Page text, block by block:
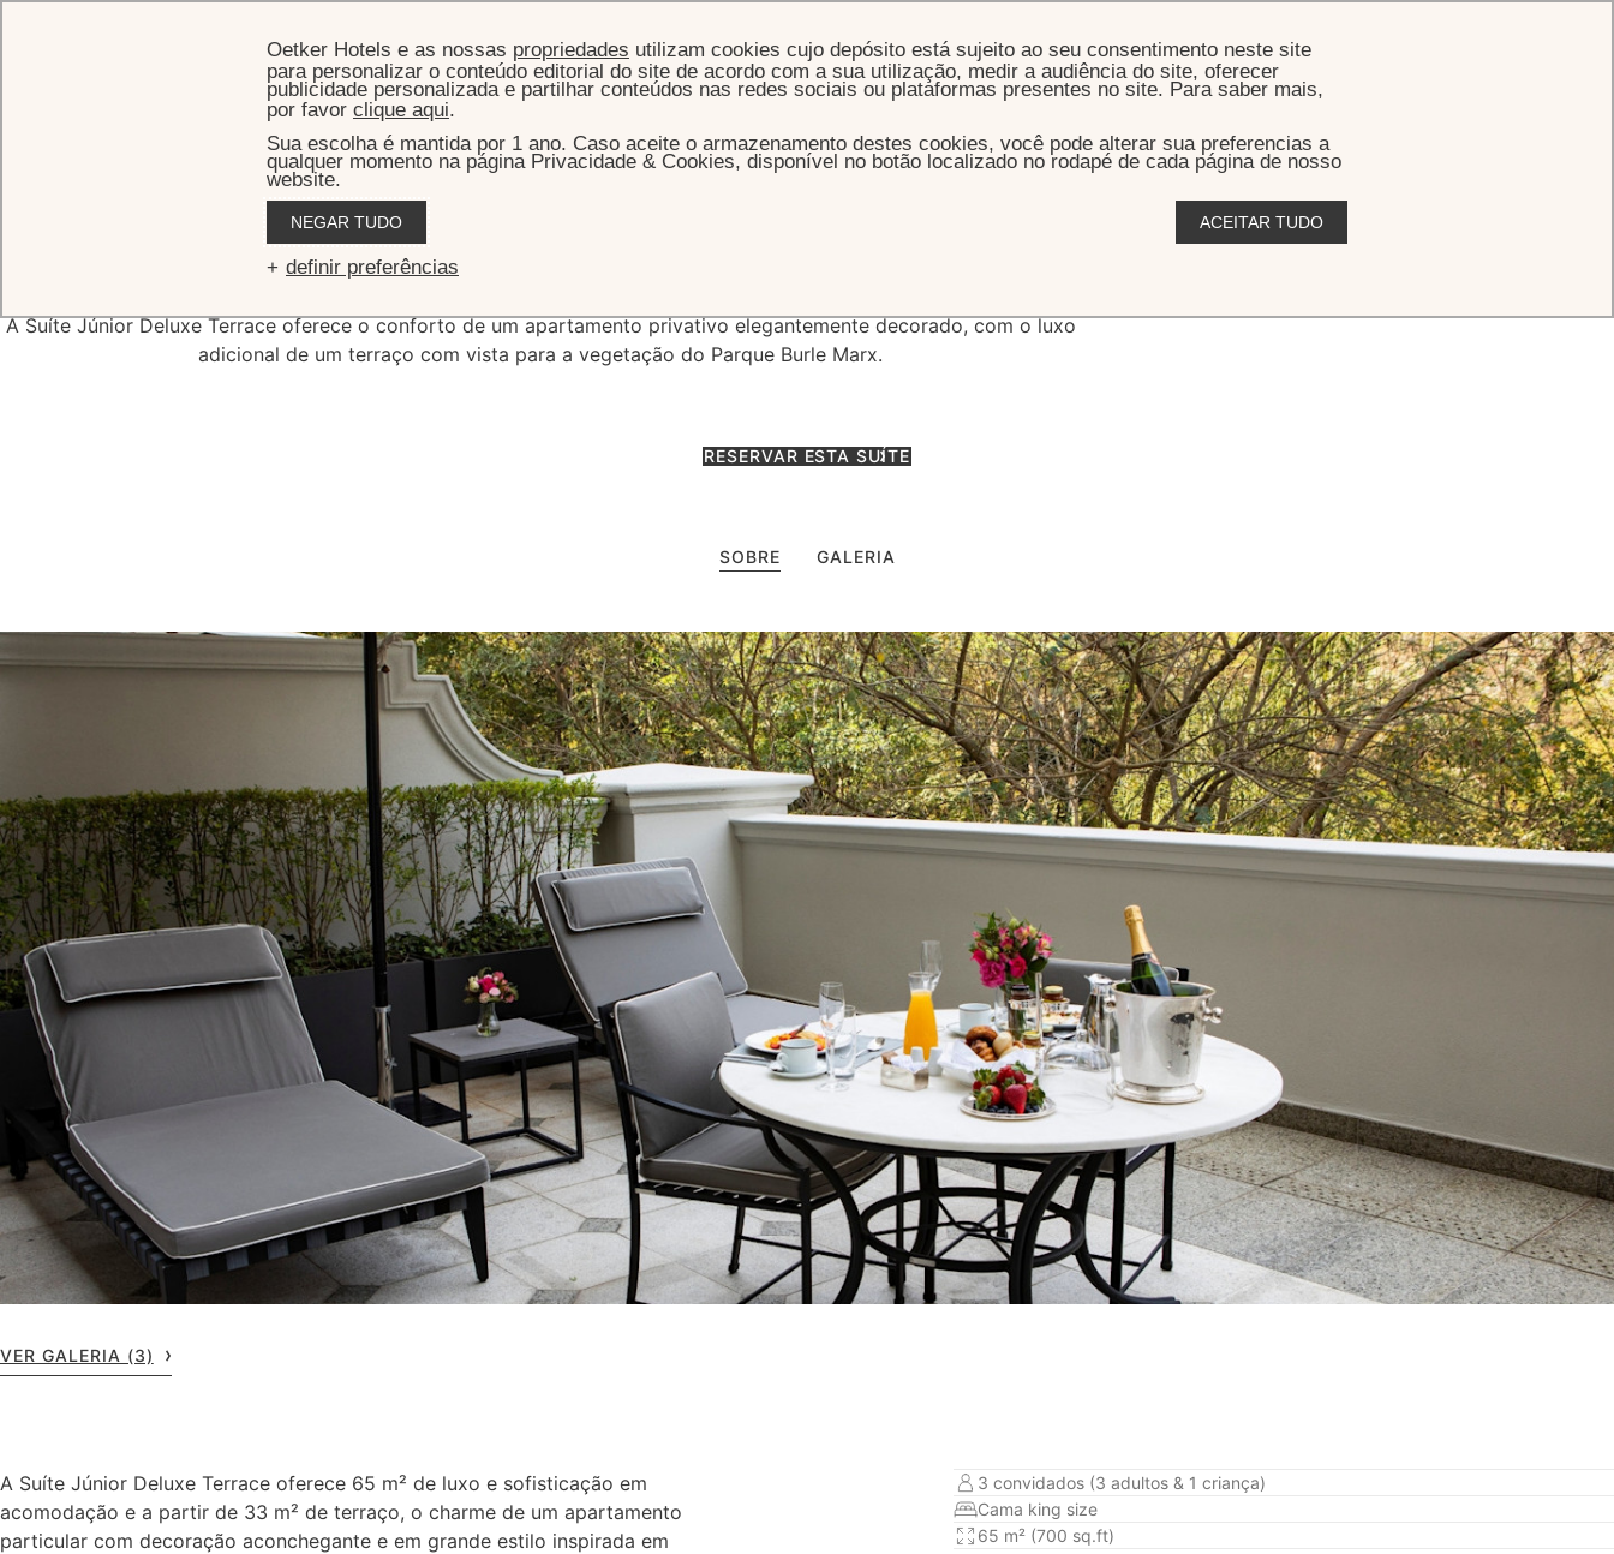
Suíte Júnior Deluxe Terrace
A Suíte Júnior Deluxe Terrace oferece o conforto de um apartamento privativo elegantemente decorado, com o luxo
adicional de um terraço com vista para a vegetação do Parque Burle Marx.
RESERVAR ESTA SUÍTE
SOBRE GALERIA
VER GALERIA (3)
A Suíte Júnior Deluxe Terrace oferece 65 m² de luxo e sofisticação em
acomodação e a partir de 33 m² de terraço, o charme de um apartamento
particular com decoração aconchegante e em grande estilo inspirada em
3 convidados (3 adultos & 1 criança)
Cama king size
65 m² (700 sq.ft)
Oetker Hotels e as nossas propriedades utilizam cookies cujo depósito está sujeito ao seu consentimento neste site
para personalizar o conteúdo editorial do site de acordo com a sua utilização, medir a audiência do site, oferecer
publicidade personalizada e partilhar conteúdos nas redes sociais ou plataformas presentes no site. Para saber mais,
por favor clique aqui.
Sua escolha é mantida por 1 ano. Caso aceite o armazenamento destes cookies, você pode alterar sua preferencias a
qualquer momento na página Privacidade & Cookies, disponível no botão localizado no rodapé de cada página de nosso
website.
NEGAR TUDO ACEITAR TUDO
definir preferências